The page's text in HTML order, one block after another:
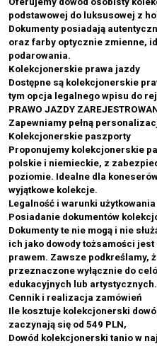
podstawowej do luksusowej z
Dokumenty posiadają
oraz farby optycznie zmienne,
podarowania.
Kolekcjonerskie prawa jazdy
Dostępne są kolekcjonerskie
tym opcja legalnego wpisu do
PRAWO JAZDY
Zapewniamy pełną
Kolekcjonerskie paszporty
Proponujemy kolekcjonerskie
polskie i niemieckie, z
poziomie. Idealne dla
wyjątkowe kolekcje.
Legalność i warunki użytkowania
Posiadanie dokumentów
Dokumenty te nie mogą i nie
ich jako dowody tożsamości
prawem. Zawsze podkreślamy,
przeznaczone wyłącznie do
edukacyjnych lub artystycznych.
Cennik i realizacja zamówień
Ile kosztuje kolekcjonerski
zaczynają się od 549 PLN,
Dowód kolekcjonerski tanio w